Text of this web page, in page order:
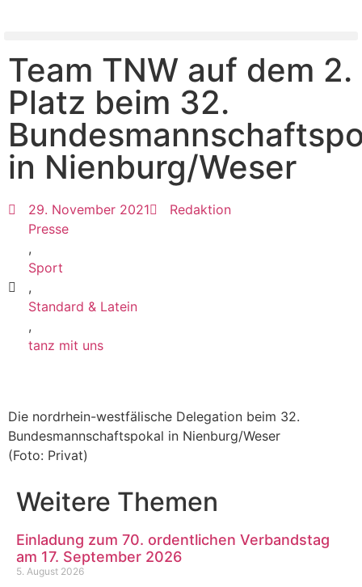
Team TNW auf dem 2.
Platz beim 32.
in Nienburg/Weser
29. November 2021
Redaktion
Presse
,
Sport
,
Standard & Latein
,
tanz mit uns
Die nordrhein-westfälische Delegation beim 32.
Bundesmannschaftspokal in Nienburg/Weser
(Foto: Privat)
Weitere Themen
Einladung zum 70. ordentlichen Verbandstag
am 17. September 2026
5. August 2026